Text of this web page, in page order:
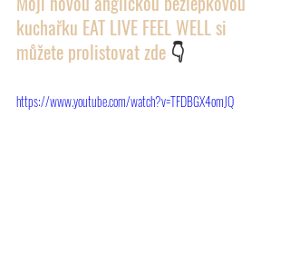
kuchařku EAT LIVE FEEL WELL si
můžete prolistovat zde 👇
https://www.youtube.com/watch?v=TFDBGX4omJQ